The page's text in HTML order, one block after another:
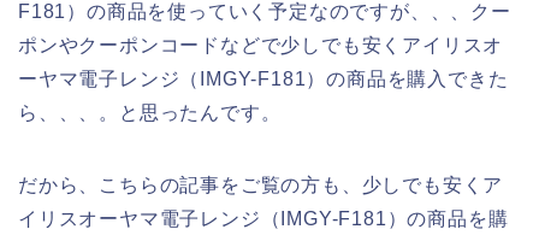
F181）の商品を使っていく予定なのですが、、、クー
ポンやクーポンコードなどで少しでも安くアイリスオ
ーヤマ電子レンジ（IMGY-F181）の商品を購入できた
ら、、、。と思ったんです。
だから、こちらの記事をご覧の方も、少しでも安くア
イリスオーヤマ電子レンジ（IMGY-F181）の商品を購